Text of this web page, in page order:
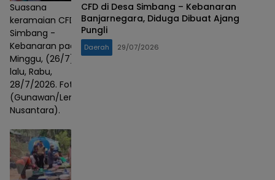
Suasana
keramaian CFD
Simbang -
Kebanaran pada
Minggu, (26/7)
lalu, Rabu,
28/7/2026. Foto :
(Gunawan/Lensa
Nusantara).
CFD di Desa Simbang – Kebanaran
Banjarnegara, Diduga Dibuat Ajang
Pungli
Daerah 29/07/2026